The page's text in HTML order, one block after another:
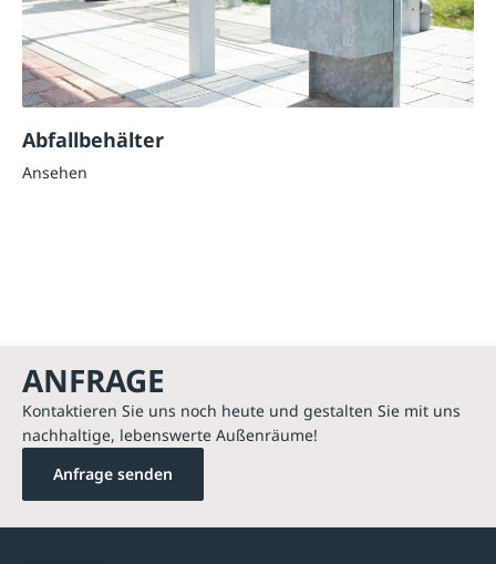
Abfallbehälter
Ansehen
ANFRAGE
Kontaktieren Sie uns noch heute und gestalten Sie mit uns
nachhaltige, lebenswerte Außenräume!
Anfrage senden